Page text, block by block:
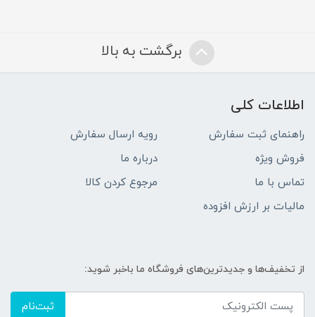
برگشت به بالا
اطلاعات کلی
راهنمای ثبت سفارش
رویه ارسال سفارش
فروش ویژه
درباره ما
تماس با ما
مرجوع کردن کالا
مالیات بر ارزش افزوده
از تخفیف‌ها و جدیدترین‌های فروشگاه ما باخبر شوید:
ثبت‌نام